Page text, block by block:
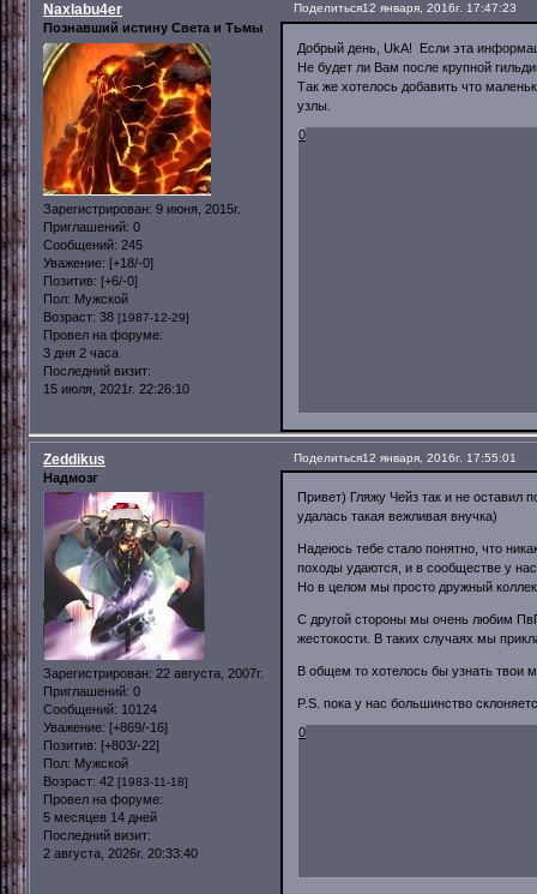
Поделиться12 января, 2016г. 17:47:23
Naxlabu4er
Познавший истину Света и Тьмы
Зарегистрирован: 9 июня, 2015г.
Приглашений: 0
Сообщений: 245
Уважение: [+18/-0]
Позитив: [+6/-0]
Пол: Мужской
Возраст: 38 [1987-12-29]
Провел на форуме:
3 дня 2 часа
Последний визит:
15 июля, 2021г. 22:26:10
Добрый день, UkA! Если эта
Не будет ли Вам после крупной
Так же хотелось добавить что
узлы.
0
Поделиться12 января, 2016г. 17:55:01
Zeddikus
Надмозг
Зарегистрирован: 22 августа, 2007г.
Приглашений: 0
Сообщений: 10124
Уважение: [+869/-16]
Позитив: [+803/-22]
Пол: Мужской
Возраст: 42 [1983-11-18]
Провел на форуме:
5 месяцев 14 дней
Последний визит:
2 августа, 2026г. 20:33:40
Привет) Гляжу Чейз так и не оставил
удалась такая вежливая внучка)
Надеюсь тебе стало понятно, что
походы удаются, и в сообществе у
Но в целом мы просто дружный
С другой стороны мы очень любим
жестокости. В таких случаях мы
В общем то хотелось бы узнать твои
P.S. пока у нас большинство
0